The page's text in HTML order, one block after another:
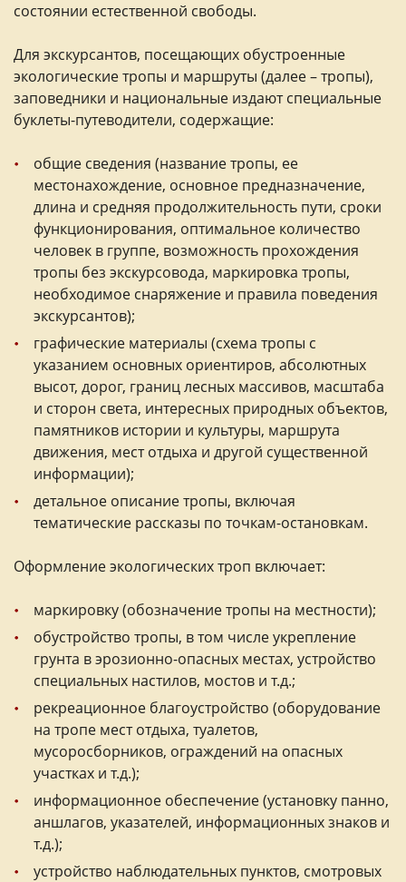
состоянии естественной свободы.
Для экскурсантов, посещающих обустроенные
экологические тропы и маршруты (далее – тропы),
заповедники и национальные издают специальные
буклеты-путеводители, содержащие:
общие сведения (название тропы, ее
местонахождение, основное предназначение,
длина и средняя продолжительность пути, сроки
функционирования, оптимальное количество
человек в группе, возможность прохождения
тропы без экскурсовода, маркировка тропы,
необходимое снаряжение и правила поведения
экскурсантов);
графические материалы (схема тропы с
указанием основных ориентиров, абсолютных
высот, дорог, границ лесных массивов, масштаба
и сторон света, интересных природных объектов,
памятников истории и культуры, маршрута
движения, мест отдыха и другой существенной
информации);
детальное описание тропы, включая
тематические рассказы по точкам-остановкам.
Оформление экологических троп включает:
маркировку (обозначение тропы на местности);
обустройство тропы, в том числе укрепление
грунта в эрозионно-опасных местах, устройство
специальных настилов, мостов и т.д.;
рекреационное благоустройство (оборудование
на тропе мест отдыха, туалетов,
мусоросборников, ограждений на опасных
участках и т.д.);
информационное обеспечение (установку панно,
аншлагов, указателей, информационных знаков и
т.д.);
устройство наблюдательных пунктов, смотровых